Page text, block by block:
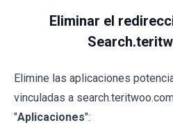
Eliminar el
Elimine las aplicaciones
vinculadas a
"Aplicaciones":